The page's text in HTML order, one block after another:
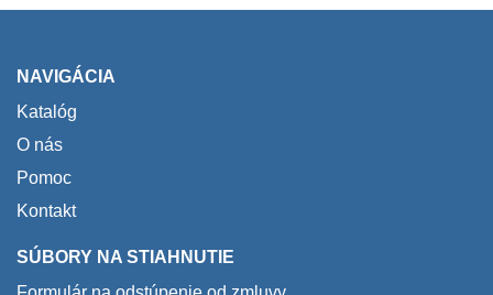
NAVIGÁCIA
Katalóg
O nás
Pomoc
Kontakt
SÚBORY NA STIAHNUTIE